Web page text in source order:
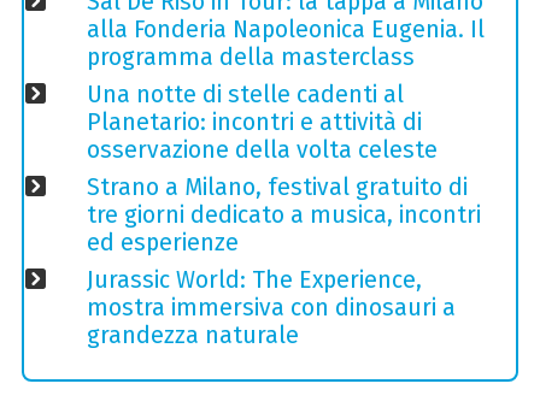
alla Fonderia Napoleonica Eugenia. Il
programma della masterclass
Una notte di stelle cadenti al
Planetario: incontri e attività di
osservazione della volta celeste
Strano a Milano, festival gratuito di
tre giorni dedicato a musica, incontri
ed esperienze
Jurassic World: The Experience,
mostra immersiva con dinosauri a
grandezza naturale